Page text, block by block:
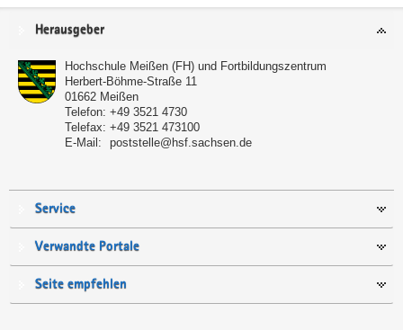
Service
Herausgeber
Hochschule Meißen (FH) und Fortbildungszentrum
Herbert-Böhme-Straße 11
01662 Meißen
Telefon: +49 3521 4730
Telefax: +49 3521 473100
E-Mail:
poststelle@hsf.sachsen.de
Service
Verwandte Portale
Seite empfehlen